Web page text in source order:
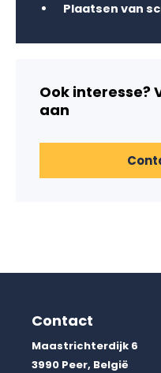
Plaatsen van
Ook interesse?
aan
Contact
Maastrichterdijk 6
3990 Peer, België